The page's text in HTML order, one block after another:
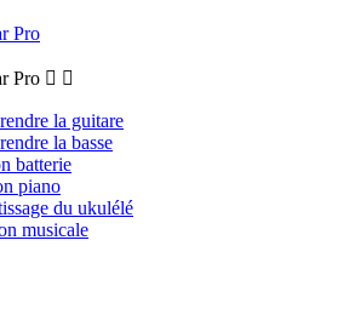
Pro
Pro  
la guitare
la basse
batterie
piano
du ukulélé
musicale